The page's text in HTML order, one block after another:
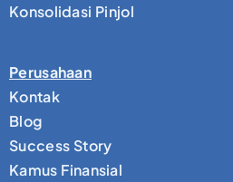
Konsolidasi Pinjol
Perusahaan
Kontak
Blog
Success Story
Kamus Finansial